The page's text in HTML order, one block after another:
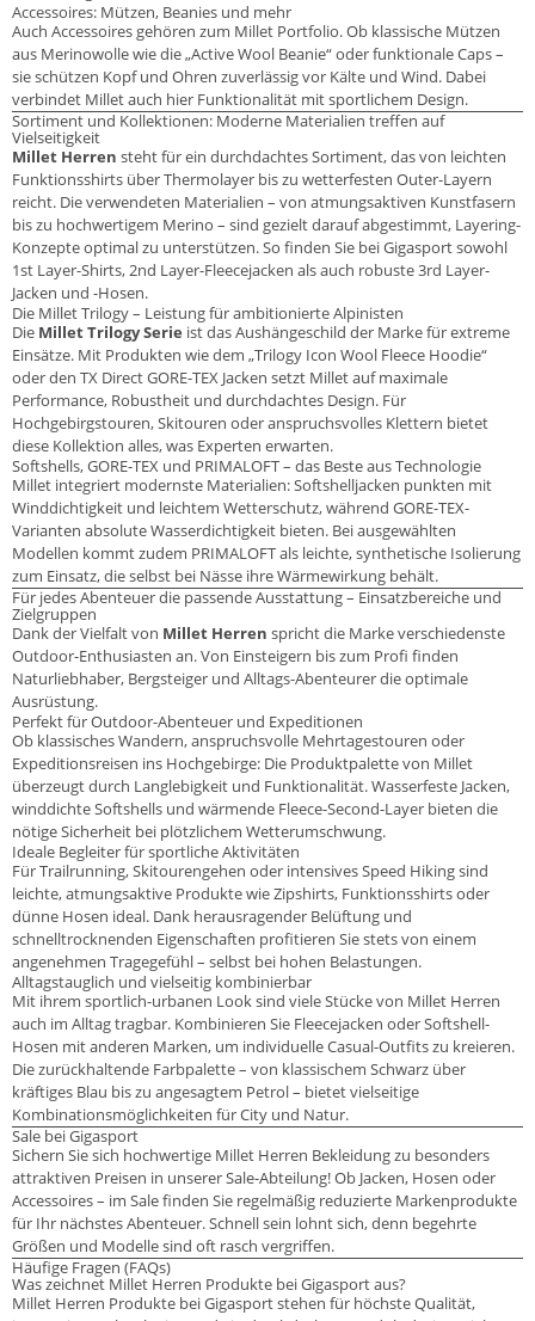
Accessoires: Mützen, Beanies und mehr
Auch Accessoires gehören zum Millet Portfolio. Ob klassische Mützen
aus Merinowolle wie die „Active Wool Beanie“ oder funktionale Caps –
sie schützen Kopf und Ohren zuverlässig vor Kälte und Wind. Dabei
verbindet Millet auch hier Funktionalität mit sportlichem Design.
Sortiment und Kollektionen: Moderne Materialien treffen auf
Vielseitigkeit
Millet Herren steht für ein durchdachtes Sortiment, das von leichten
Funktionsshirts über Thermolayer bis zu wetterfesten Outer-Layern
reicht. Die verwendeten Materialien – von atmungsaktiven Kunstfasern
bis zu hochwertigem Merino – sind gezielt darauf abgestimmt, Layering-
Konzepte optimal zu unterstützen. So finden Sie bei Gigasport sowohl
1st Layer-Shirts, 2nd Layer-Fleecejacken als auch robuste 3rd Layer-
Jacken und -Hosen.
Die Millet Trilogy – Leistung für ambitionierte Alpinisten
Die Millet Trilogy Serie ist das Aushängeschild der Marke für extreme
Einsätze. Mit Produkten wie dem „Trilogy Icon Wool Fleece Hoodie“
oder den TX Direct GORE-TEX Jacken setzt Millet auf maximale
Performance, Robustheit und durchdachtes Design. Für
Hochgebirgstouren, Skitouren oder anspruchsvolles Klettern bietet
diese Kollektion alles, was Experten erwarten.
Softshells, GORE-TEX und PRIMALOFT – das Beste aus Technologie
Millet integriert modernste Materialien: Softshelljacken punkten mit
Winddichtigkeit und leichtem Wetterschutz, während GORE-TEX-
Varianten absolute Wasserdichtigkeit bieten. Bei ausgewählten
Modellen kommt zudem PRIMALOFT als leichte, synthetische Isolierung
zum Einsatz, die selbst bei Nässe ihre Wärmewirkung behält.
Für jedes Abenteuer die passende Ausstattung – Einsatzbereiche und
Zielgruppen
Dank der Vielfalt von Millet Herren spricht die Marke verschiedenste
Outdoor-Enthusiasten an. Von Einsteigern bis zum Profi finden
Naturliebhaber, Bergsteiger und Alltags-Abenteurer die optimale
Ausrüstung.
Perfekt für Outdoor-Abenteuer und Expeditionen
Ob klassisches Wandern, anspruchsvolle Mehrtagestouren oder
Expeditionsreisen ins Hochgebirge: Die Produktpalette von Millet
überzeugt durch Langlebigkeit und Funktionalität. Wasserfeste Jacken,
winddichte Softshells und wärmende Fleece-Second-Layer bieten die
nötige Sicherheit bei plötzlichem Wetterumschwung.
Ideale Begleiter für sportliche Aktivitäten
Für Trailrunning, Skitourengehen oder intensives Speed Hiking sind
leichte, atmungsaktive Produkte wie Zipshirts, Funktionsshirts oder
dünne Hosen ideal. Dank herausragender Belüftung und
schnelltrocknenden Eigenschaften profitieren Sie stets von einem
angenehmen Tragegefühl – selbst bei hohen Belastungen.
Alltagstauglich und vielseitig kombinierbar
Mit ihrem sportlich-urbanen Look sind viele Stücke von Millet Herren
auch im Alltag tragbar. Kombinieren Sie Fleecejacken oder Softshell-
Hosen mit anderen Marken, um individuelle Casual-Outfits zu kreieren.
Die zurückhaltende Farbpalette – von klassischem Schwarz über
kräftiges Blau bis zu angesagtem Petrol – bietet vielseitige
Kombinationsmöglichkeiten für City und Natur.
Sale bei Gigasport
Sichern Sie sich hochwertige Millet Herren Bekleidung zu besonders
attraktiven Preisen in unserer Sale-Abteilung! Ob Jacken, Hosen oder
Accessoires – im Sale finden Sie regelmäßig reduzierte Markenprodukte
für Ihr nächstes Abenteuer. Schnell sein lohnt sich, denn begehrte
Größen und Modelle sind oft rasch vergriffen.
Häufige Fragen (FAQs)
Was zeichnet Millet Herren Produkte bei Gigasport aus?
Millet Herren Produkte bei Gigasport stehen für höchste Qualität,